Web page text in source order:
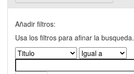
Añadir filtros:
Usa los filtros para afinar la busqueda.